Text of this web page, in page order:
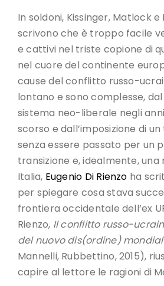
In soldoni, Kissinger, Matlock
scrivono che è troppo facile
e cattivi nel triste copione di
nel cuore del continente
cause del conflitto russo-
lontano e sono complesse,
sistema neo-liberale negli
scorso e dall’imposizione di
senza essere passato per un
transizione e, idealmente, una
Italia, Eugenio Di Rienzo ha
per spiegare cosa stava
frontiera occidentale dell’ex
Rienzo, Il conflitto russo-
del nuovo dis(ordine)
Mannelli, Rubbettino, 2015),
capire al lettore le ragioni di